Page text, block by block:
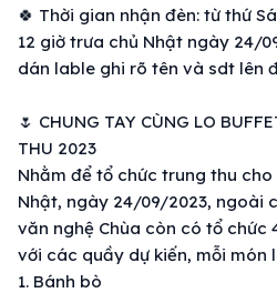
🍀 Thời gian nhận đèn: từ thứ
12 giờ trưa chủ Nhật ngày 24/
dán lable ghi rõ tên và sdt lên
🌷 CHUNG TAY CÙNG LO
THU 2023
Nhằm để tổ chức trung thu
Nhật, ngày 24/09/2023, ngoài
văn nghệ Chùa còn có tổ chức
với các quầy dự kiến, mỗi món
1. Bánh bò